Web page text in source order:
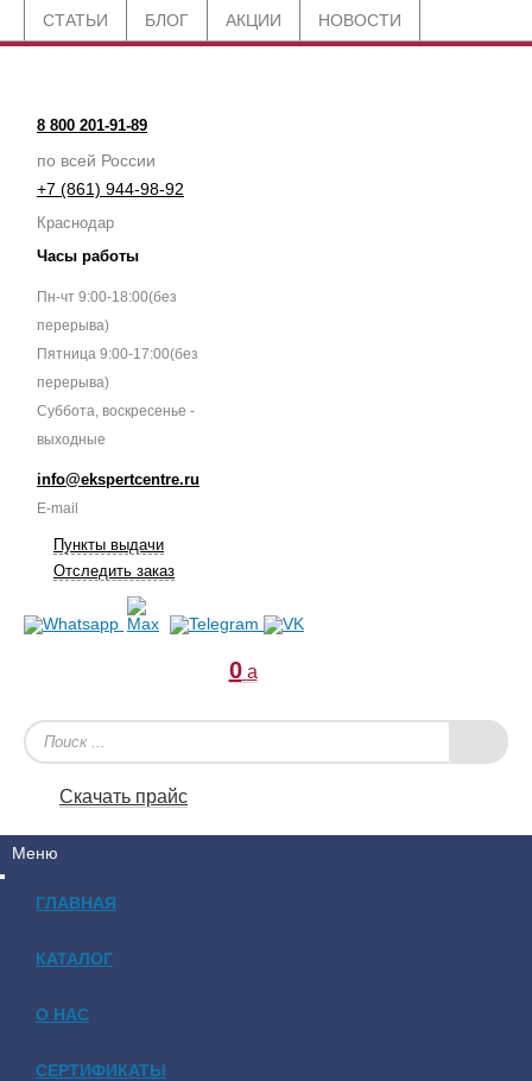
СТАТЬИ БЛОГ АКЦИИ НОВОСТИ
8 800 201-91-89
по всей России
+7 (861) 944-98-92
Краснодар
Часы работы
Пн-чт 9:00-18:00(без
перерыва)
Пятница 9:00-17:00(без
перерыва)
Суббота, воскресенье -
выходные
info@ekspertcentre.ru
E-mail
Пункты выдачи
Отследить заказ
0 a
Скачать прайс
Меню
ГЛАВНАЯ
КАТАЛОГ
О НАС
СЕРТИФИКАТЫ